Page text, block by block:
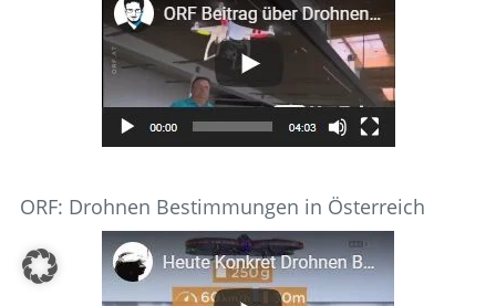
ORF: Drohnen Bestimmungen in Österreich